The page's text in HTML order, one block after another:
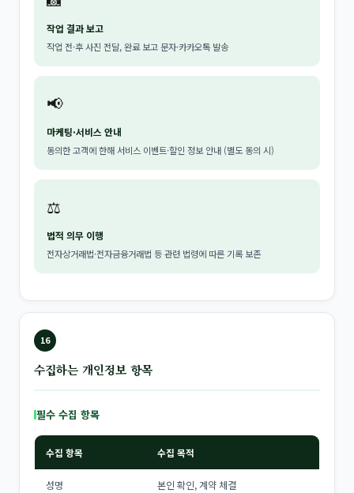
작업 결과 보고
작업 전·후 사진 전달, 완료 보고 문자·카카오톡 발송
📢
마케팅·서비스 안내
동의한 고객에 한해 서비스 이벤트·할인 정보 안내 (별도 동의 시)
⚖️
법적 의무 이행
전자상거래법·전자금융거래법 등 관련 법령에 따른 기록 보존
16
수집하는 개인정보 항목
필수 수집 항목
수집 항목 수집 목적
성명 본인 확인, 계약 체결